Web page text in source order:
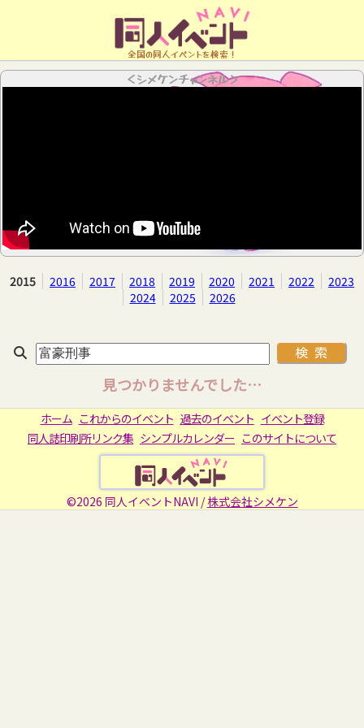
全国の同人イベントを検索！
＜シメケンチャンネル＞
2015 2016 2017 2018 2019 2020 2021 2022
2023
2024
2025 2026
見つかりませんでした…
ホーム これからのイベント 過去のイベント イベント登録
同人誌印刷所リンク集 シンプルカレンダー このサイトについて
©2026 同人イベントNAVI /株式会社シメケン